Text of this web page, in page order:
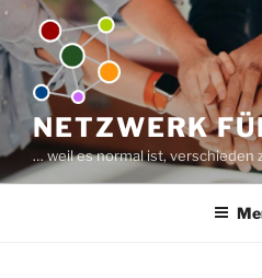
Z
u
m
n
NETZWERK
… weil es normal ist, verschieden